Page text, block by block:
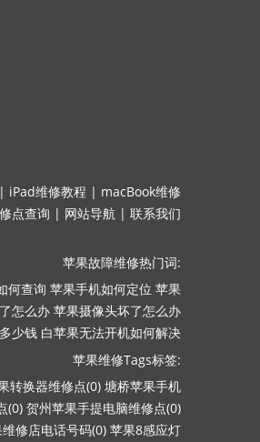
| iPad维修教程 | macBook维修
点查询 | 网站导航 | 联系我们
苹果故障维修热门词:
何查询 苹果手机如何定位 苹果
怎么办 苹果摄像头坏了怎么办
少钱 白苹果无法开机如何解决
苹果维修Tags标签:
转换器维修点(0) 塘桥苹果手机
(0) 贺州苹果手提电脑维修点(0)
修店电话号码(0) 苹果8感应灯